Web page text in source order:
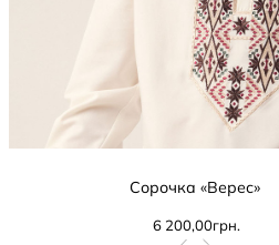
Сорочка «Верес»
грн.
6 200,00